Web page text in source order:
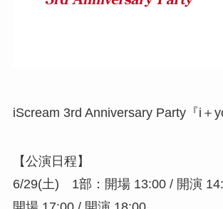
iScream 3rd Anniversary Party『i＋
【公演日程】
6/29(土) 1部：開場 13:00 / 開演